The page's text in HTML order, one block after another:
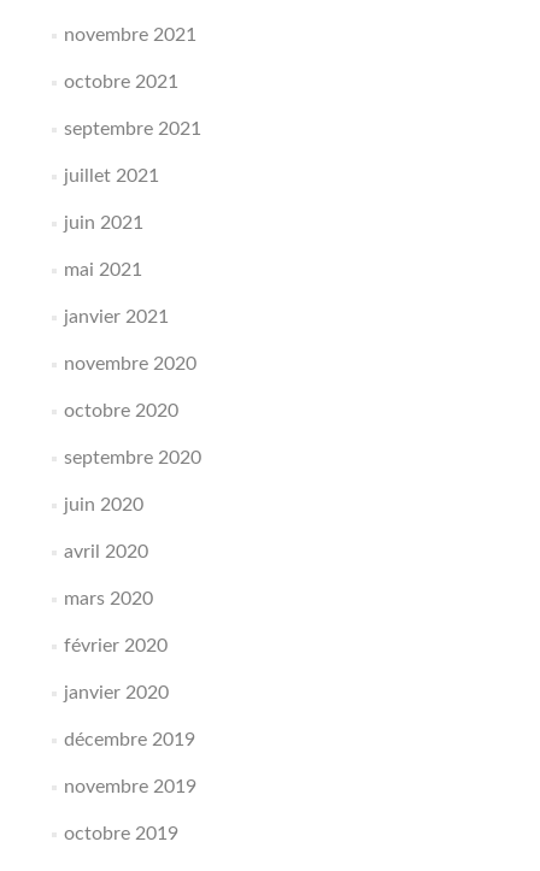
novembre 2021
octobre 2021
septembre 2021
juillet 2021
juin 2021
mai 2021
janvier 2021
novembre 2020
octobre 2020
septembre 2020
juin 2020
avril 2020
mars 2020
février 2020
janvier 2020
décembre 2019
novembre 2019
octobre 2019